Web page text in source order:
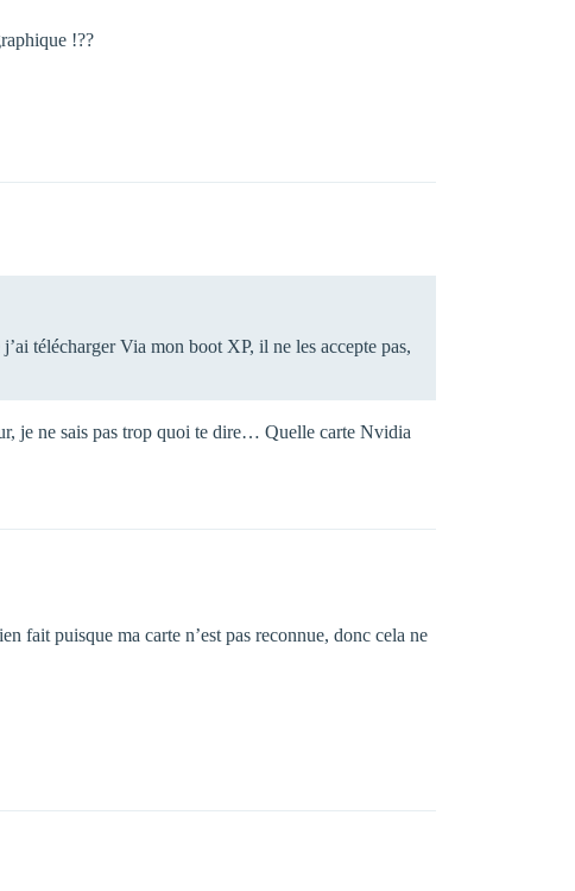
!??
télécharger Via mon boot XP, il ne les accepte pas,
je ne sais pas trop quoi te dire… Quelle carte Nvidia
fait puisque ma carte n’est pas reconnue, donc cela ne